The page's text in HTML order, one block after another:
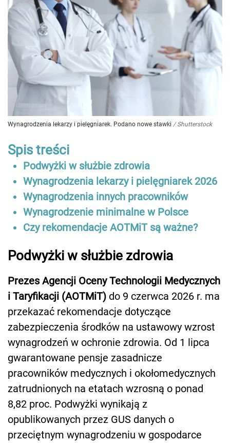
Wynagrodzenia lekarzy i pielęgniarek. Podano nowe stawki / Shutterstock
Spis treści
Podwyżki w służbie zdrowia
Wynagrodzenia lekarzy i pielęgniarek 2026
Wynagrodzenia innych pracowników
Wynagrodzenie minimalne w Polsce
Czy rekomendacje AOTMiT są ważne?
Podwyżki w służbie zdrowia
Prezes Agencji Oceny Technologii Medycznych
i Taryfikacji (AOTMiT) do 9 czerwca 2026 r. ma
przekazać rekomendacje dotyczące
zabezpieczenia środków na ustawowy wzrost
wynagrodzeń w ochronie zdrowia. Od 1 lipca
gwarantowane pensje zasadnicze
pracowników medycznych i okołomedycznych
zatrudnionych na etatach wzrosną o ponad
8,82 proc. Podwyżki wynikają z
opublikowanych przez GUS danych o
przeciętnym wynagrodzeniu w gospodarce